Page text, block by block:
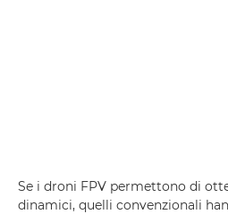
Se i droni FPV permettono di
dinamici, quelli convenzionali